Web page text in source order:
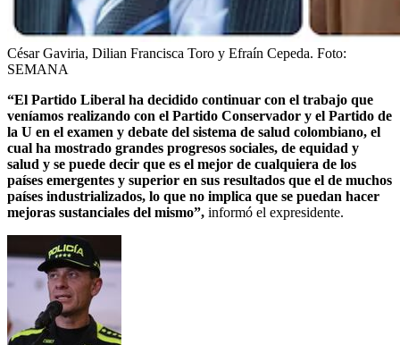
César Gaviria, Dilian Francisca Toro y Efraín Cepeda. Foto:
SEMANA
“El Partido Liberal ha decidido continuar con el trabajo que
veníamos realizando con el Partido Conservador y el Partido de
la U en el examen y debate del sistema de salud colombiano, el
cual ha mostrado grandes progresos sociales, de equidad y
salud y se puede decir que es el mejor de cualquiera de los
países emergentes y superior en sus resultados que el de muchos
países industrializados, lo que no implica que se puedan hacer
mejoras sustanciales del mismo”, informó el expresidente.